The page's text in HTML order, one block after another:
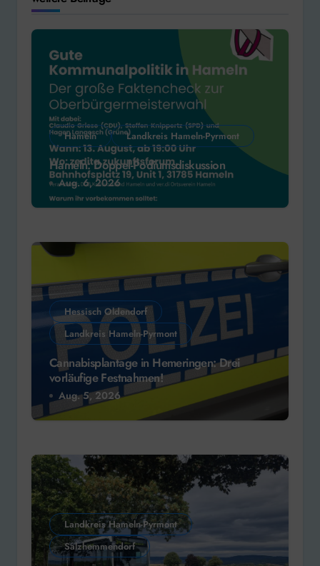
Hameln Landkreis Hameln-Pyrmont
Hameln: Doppel-Podiumsdiskussion
Aug. 6, 2026
Hessisch Oldendorf
Landkreis Hameln-Pyrmont
Cannabisplantage in Hemeringen: Drei
vorläufige Festnahmen!
Aug. 5, 2026
Landkreis Hameln-Pyrmont
Salzhemmendorf